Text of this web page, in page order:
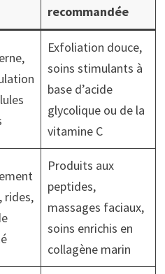
recommandée
Exfoliation douce,
soins stimulants à
base d’acide
glycolique ou de la
vitamine C
rides,
Produits aux
peptides,
massages faciaux,
soins enrichis en
collagène marin